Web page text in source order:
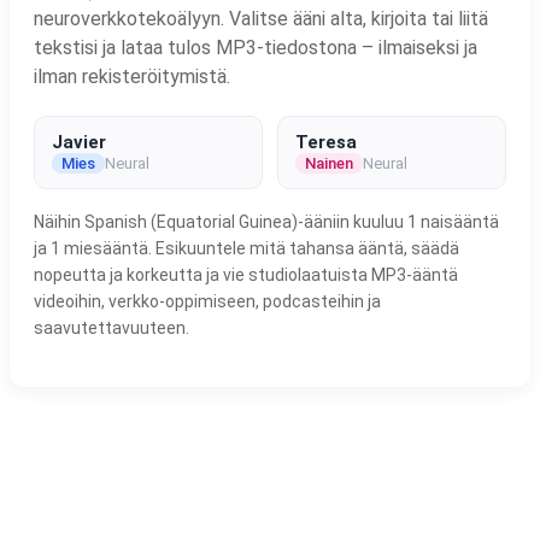
neuroverkkotekoälyyn. Valitse ääni alta, kirjoita tai liitä
tekstisi ja lataa tulos MP3-tiedostona – ilmaiseksi ja
ilman rekisteröitymistä.
Javier
Mies Neural
Teresa
Nainen Neural
Näihin Spanish (Equatorial Guinea)-ääniin kuuluu 1 naisääntä
ja 1 miesääntä. Esikuuntele mitä tahansa ääntä, säädä
nopeutta ja korkeutta ja vie studiolaatuista MP3-ääntä
videoihin, verkko-oppimiseen, podcasteihin ja
saavutettavuuteen.